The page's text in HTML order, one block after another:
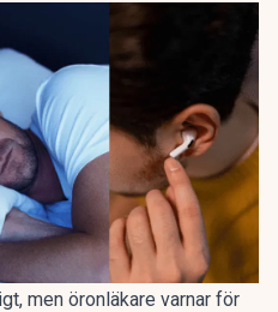
men öronläkare varnar för